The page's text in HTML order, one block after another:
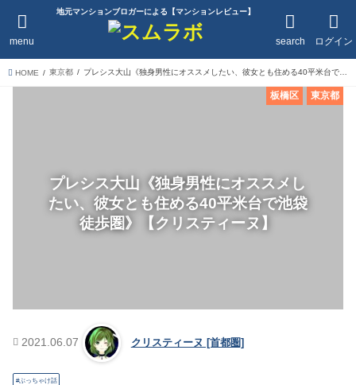
地元マンションブロガーによる【マンションレビュー】
ログイン
search
menu
HOME 東京都
プレシス大山《独身男性にオススメし
たい、彼女とも住める40平米台で池袋
徒歩圏》【クリスティーヌ】
東京都
板橋区
2021.06.07 クリスティーヌ [首都圏]
ぶっちゃけ話